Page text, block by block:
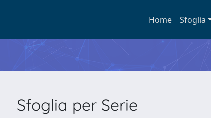
Home Sfoglia
Sfoglia per Serie